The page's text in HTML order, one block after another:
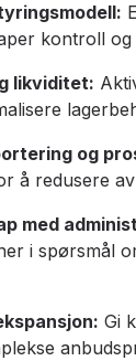
kontroll
likviditet:
og
å redusere
med
i spørsmål
Gi